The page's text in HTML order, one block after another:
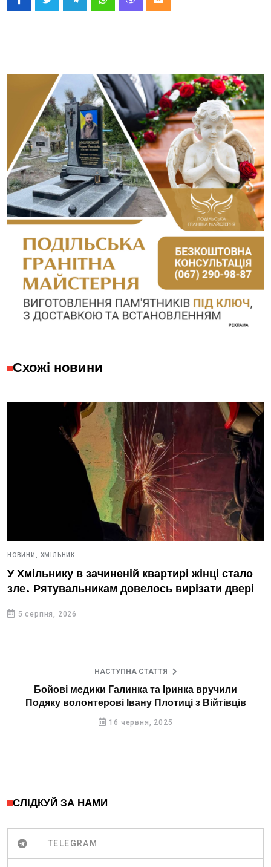
Схожі новини
НОВИНИ, ХМІЛЬНИК
У Хмільнику в зачиненій квартирі жінці стало
зле. Рятувальникам довелось вирізати двері
5 серпня, 2026
НАСТУПНА СТАТТЯ
Бойові медики Галинка та Іринка вручили
Подяку волонтерові Івану Плотиці з Війтівців
16 червня, 2025
СЛІДКУЙ ЗА НАМИ
TELEGRAM